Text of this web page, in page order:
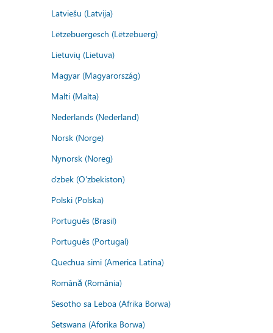
Latviešu (Latvija)
Lëtzebuergesch (Lëtzebuerg)
Lietuvių (Lietuva)
Magyar (Magyarország)
Malti (Malta)
Nederlands (Nederland)
Norsk (Norge)
Nynorsk (Noreg)
o'zbek (O'zbekiston)
Polski (Polska)
Português (Brasil)
Português (Portugal)
Quechua simi (America Latina)
Română (România)
Sesotho sa Leboa (Afrika Borwa)
Setswana (Aforika Borwa)